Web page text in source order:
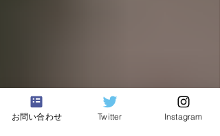
お問い合わせ Twitter Instagram